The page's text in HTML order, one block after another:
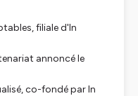
filiale d'In
annoncé le
co-fondé par In